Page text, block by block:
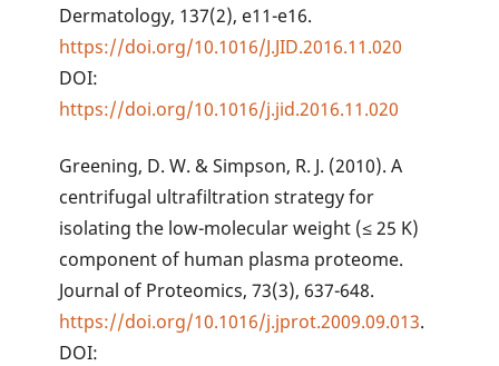
Dermatology, 137(2), e11-e16.
https://doi.org/10.1016/J.JID.2016.11.020
DOI:
https://doi.org/10.1016/j.jid.2016.11.020
Greening, D. W. & Simpson, R. J. (2010). A
centrifugal ultrafiltration strategy for
isolating the low-molecular weight (≤ 25 K)
component of human plasma proteome.
Journal of Proteomics, 73(3), 637-648.
https://doi.org/10.1016/j.jprot.2009.09.013.
DOI: